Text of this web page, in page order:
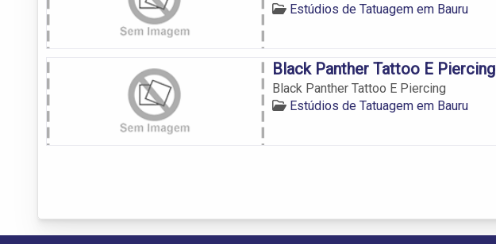
Estúdios de Tatuagem em Bauru
Black Panther Tattoo E Piercing
Black Panther Tattoo E Piercing
Estúdios de Tatuagem em Bauru